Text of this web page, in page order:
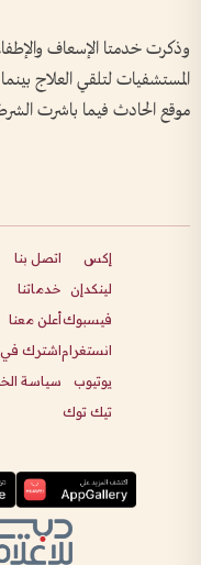
موقع الحادث فيما باشرت
إكس
لينكدإن
فيسبوك
انستغرام
يوتيوب
تيك توك
اتصل بنا
خدماتنا
أعلن معنا
اشترك في
سياسة